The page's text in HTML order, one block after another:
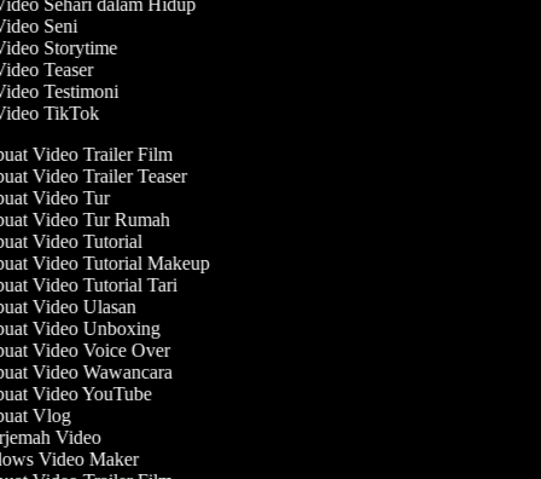
Sehari dalam Hidup
Seni
Storytime
Teaser
Testimoni
TikTok
Video Trailer Film
Video Trailer Teaser
Video Tur
Video Tur Rumah
Video Tutorial
Video Tutorial Makeup
Video Tutorial Tari
Video Ulasan
Video Unboxing
Video Voice Over
Video Wawancara
Video YouTube
Vlog
Video
Video Maker